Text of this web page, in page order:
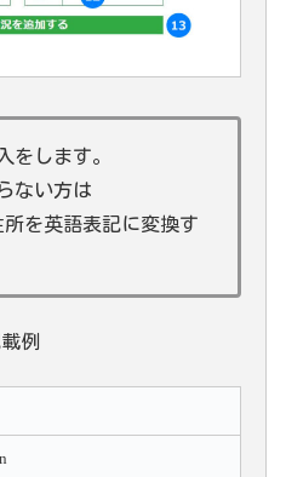
をします。
ない方は
所を英語表記に変換す
例